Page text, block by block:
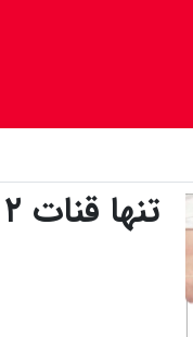
تنها قنات ۲ طبقه جهان